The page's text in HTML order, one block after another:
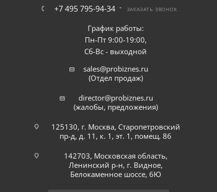
+7 495 795-94-34 ЗАКАЗАТЬ ЗВОНОК
График работы:
Пн-Пт 9:00-19:00,
Сб-Вс - выходной
sales@probiznes.ru
(Отдел продаж)
director@probiznes.ru
(жалобы, предложения)
125130, г. Москва, Старопетровский
пр-д, д. 11, к. 1, эт. 1, помещ. 86
142703, Московская область,
Ленинский р-н, г. Видное,
Белокаменное шоссе, 6Ю